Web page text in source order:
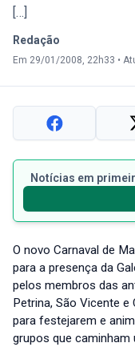
[…]
Redação
Em 29/01/2008, 22h33 •
Notícias em
O novo Carnaval de
para a presença da
pelos membros das
Petrina, São Vicente
para festejarem e
grupos que caminham